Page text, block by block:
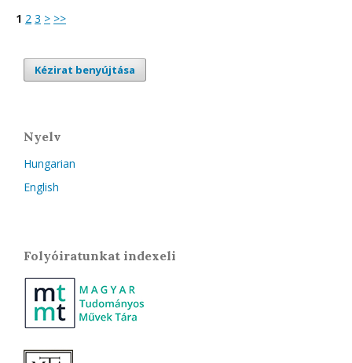
1 2 3 > >>
Kézirat benyújtása
Nyelv
Hungarian
English
Folyóiratunkat indexeli